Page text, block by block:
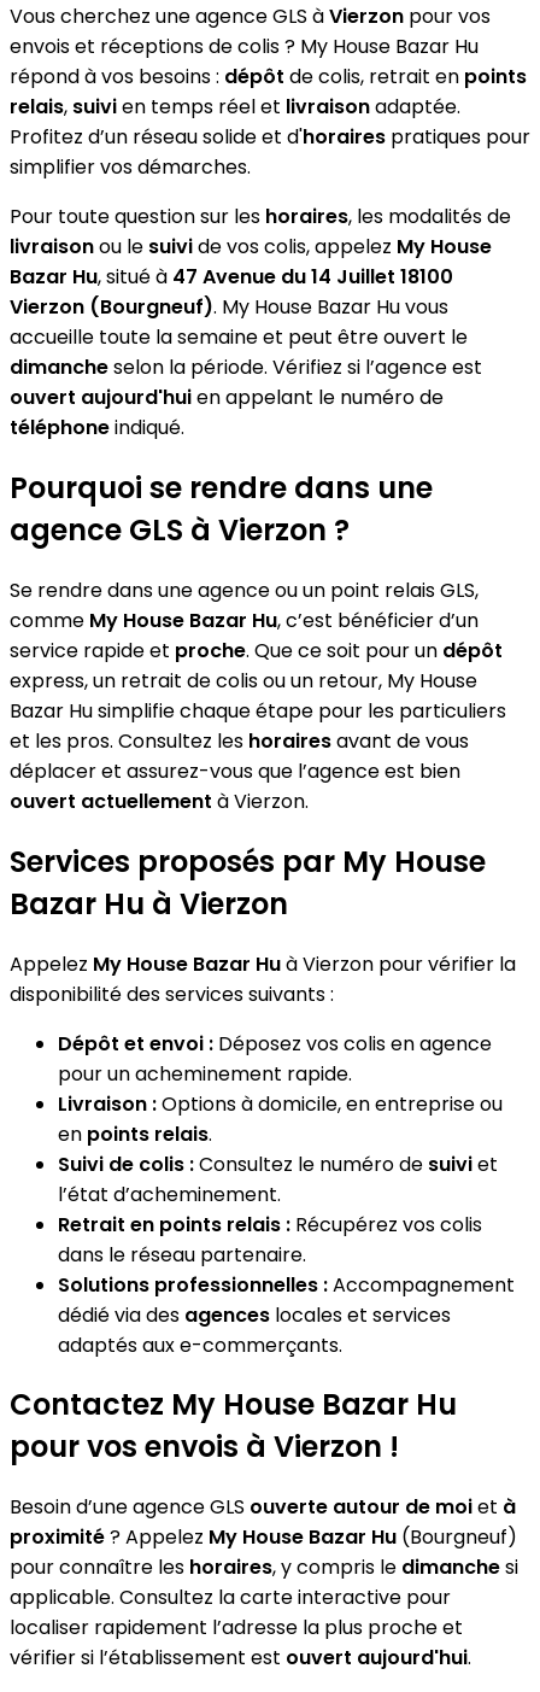
Vous cherchez une agence GLS àVierzon pour vos
envois et réceptions de colis ? My House Bazar Hu
répond à vos besoins : dépôt de colis, retrait en points
relais, suivien temps réel et livraisonadaptée.
Profitez d’un réseau solide et d'horaires pratiques pour
simplifier vos démarches.
Pour toute question sur les horaires, les modalités de
livraisonou le suivide vos colis, appelez My House
Bazar Hu, situé à 47 Avenue du 14 Juillet 18100
Vierzon (Bourgneuf). My House Bazar Hu vous
accueille toute la semaine et peut être ouvert le
dimancheselon la période. Vérifiez si l’agence est
ouvert aujourd'huien appelant le numéro de
téléphoneindiqué.
Pourquoi se rendre dans une
agence GLS à Vierzon ?
Se rendre dans une agence ou un point relais GLS,
comme My House Bazar Hu, c’est bénéficier d’un
service rapide et proche. Que ce soit pour un dépôt
express, un retrait de colis ou un retour, My House
Bazar Hu simplifie chaque étape pour les particuliers
et les pros. Consultez les horairesavant de vous
déplacer et assurez-vous que l’agence est bien
ouvert actuellement à Vierzon.
Services proposés par My House
Bazar Hu à Vierzon
Appelez My House Bazar Huà Vierzon pour vérifier la
disponibilité des services suivants :
Dépôt et envoi : Déposez vos colis en agence
pour un acheminement rapide.
Livraison :Options à domicile, en entreprise ou
en points relais.
Suivi de colis :Consultez le numéro de suiviet
l’état d’acheminement.
Retrait en points relais : Récupérez vos colis
dans le réseau partenaire.
Solutions professionnelles :Accompagnement
dédié via des agences locales et services
adaptés aux e-commerçants.
Contactez My House Bazar Hu
pour vos envois à Vierzon !
Besoin d’une agence GLS ouverte autour de moiet à
proximité? Appelez My House Bazar Hu (Bourgneuf)
pour connaître les horaires, y compris le dimanchesi
applicable. Consultez la carte interactive pour
localiser rapidement l’adresse la plus proche et
vérifier si l’établissement est ouvert aujourd'hui.